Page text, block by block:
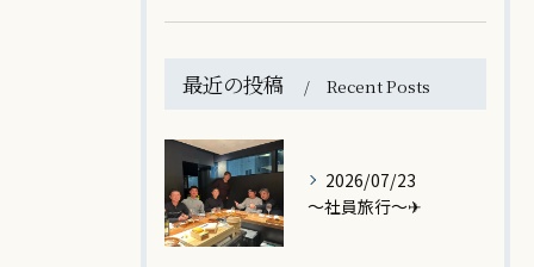
最近の投稿 Recent Posts
2026/07/23
～社員旅行～✈